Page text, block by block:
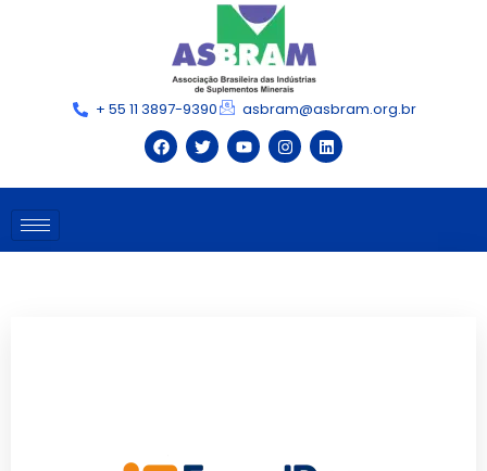
+ 55 11 3897-9390 asbram@asbram.org.br